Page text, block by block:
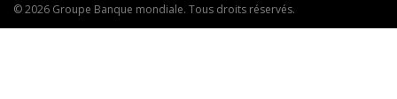
© 2026 Groupe Banque mondiale. Tous droits réservés.